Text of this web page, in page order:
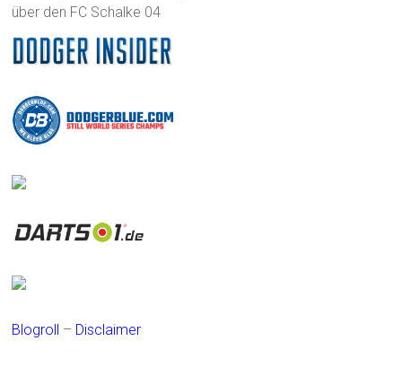
über den FC Schalke 04
Blogroll – Disclaimer